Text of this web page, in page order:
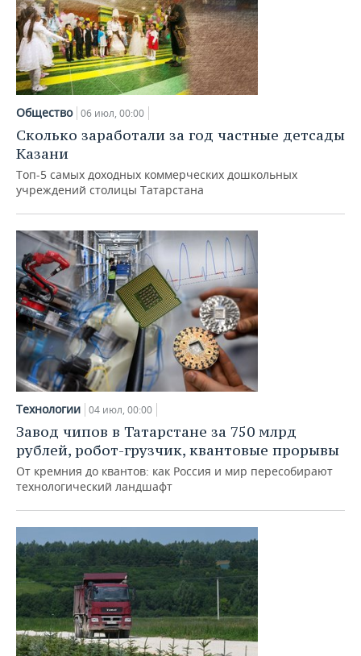
Общество 06 июл, 00:00
Сколько заработали за год частные детсады
Казани
Топ-5 самых доходных коммерческих дошкольных
учреждений столицы Татарстана
Технологии 04 июл, 00:00
Завод чипов в Татарстане за 750 млрд
рублей, робот-грузчик, квантовые прорывы
От кремния до квантов: как Россия и мир пересобирают
технологический ландшафт